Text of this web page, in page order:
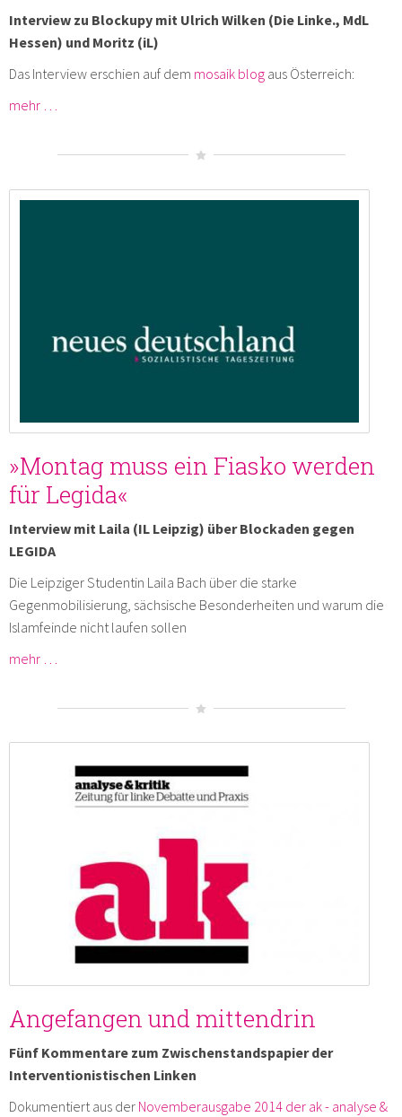
Interview zu Blockupy mit Ulrich Wilken (Die Linke., MdL
Hessen) und Moritz (iL)
Das Interview erschien auf dem mosaik blog aus Österreich:
mehr …
»Montag muss ein Fiasko werden
für Legida«
Interview mit Laila (IL Leipzig) über Blockaden gegen
LEGIDA
Die Leipziger Studentin Laila Bach über die starke
Gegenmobilisierung, sächsische Besonderheiten und warum die
Islamfeinde nicht laufen sollen
mehr …
Angefangen und mittendrin
Fünf Kommentare zum Zwischenstandspapier der
Interventionistischen Linken
Dokumentiert aus der Novemberausgabe 2014 der ak - analyse &